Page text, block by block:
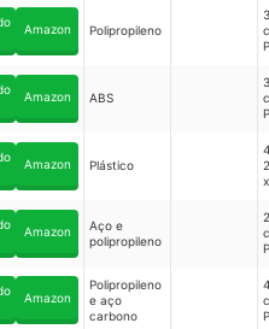
Amazon Polipropileno
Amazon ABS
Amazon Plástico
Amazon
Aço e
polipropileno
Amazon
Polipropileno
e aço
carbono